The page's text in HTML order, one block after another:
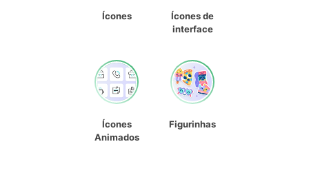
Ícones
Ícones de
interface
Ícones
Animados
Figurinhas